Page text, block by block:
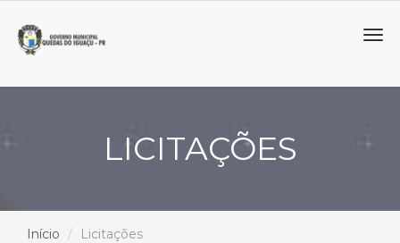
LICITAÇÕES
Início Licitações